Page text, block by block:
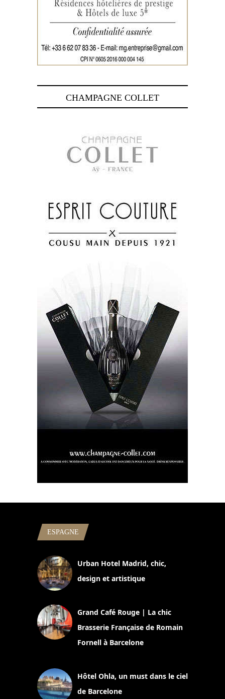
CHAMPAGNE COLLET
ESPAGNE
Urban Hotel Madrid, chic,
design et artistique
Grand Café Rouge | La chic
Brasserie Française de Romain
Fornell à Barcelone
Hôtel Ohla, un must dans le ciel
de Barcelone